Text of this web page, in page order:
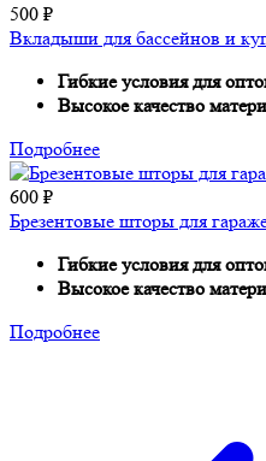
500 ₽
Вкладыши для бассейнов и
Гибкие условия для
Высокое качество
Подробнее
600 ₽
Брезентовые шторы для
Гибкие условия для
Высокое качество
Подробнее